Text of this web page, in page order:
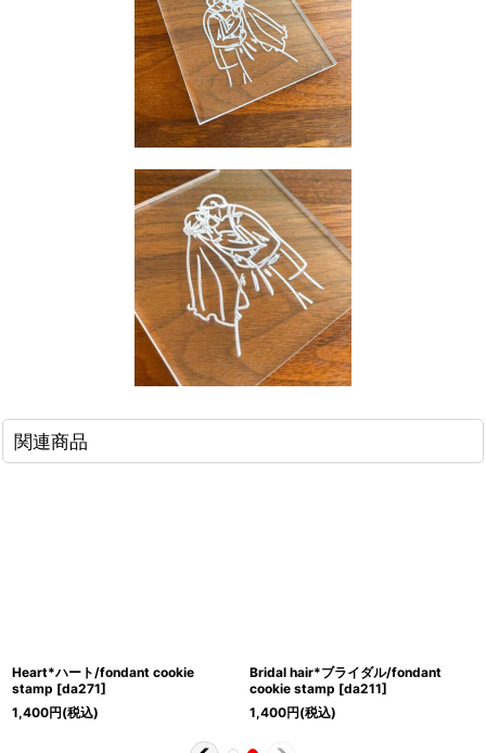
関連商品
Heart*ハート/fondant cookie
stamp [da271]
1,400円(税込)
Bridal hair*ブライダル/fondant
cookie stamp [da211]
1,400円(税込)